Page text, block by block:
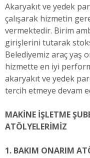
Akaryakıt ve yedek
çalışarak hizmetin
vermektedir. Birim
girişlerini tutarak
Belediyemiz araç yaş
hizmette en iyi
akaryakıt ve yedek
tercih etmeye devam
MAKİNE İŞLETME
ATÖLYELERİMİZ
1. BAKIM ONARIM